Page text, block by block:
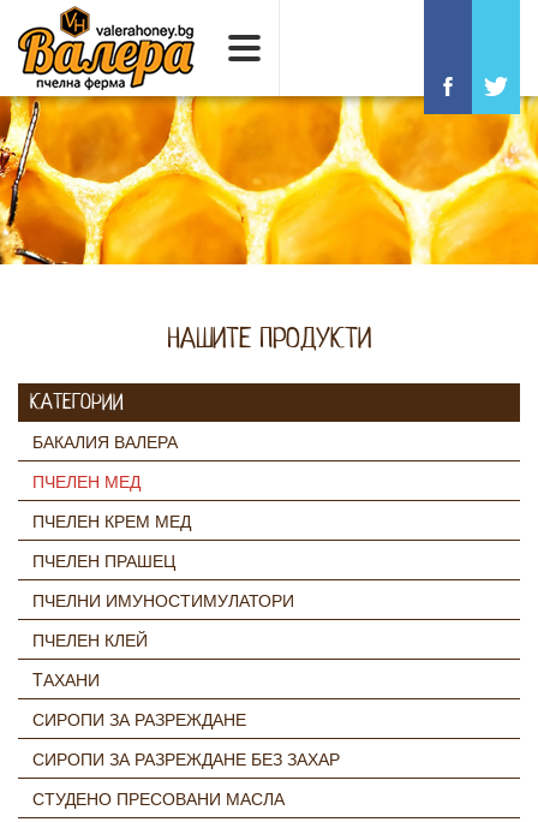
НАШИТЕ ПРОДУКТИ
КАТЕГОРИИ
БАКАЛИЯ ВАЛЕРА
ПЧЕЛЕН МЕД
ПЧЕЛЕН КРЕМ МЕД
ПЧЕЛЕН ПРАШЕЦ
ПЧЕЛНИ ИМУНОСТИМУЛАТОРИ
ПЧЕЛЕН КЛЕЙ
TАХАНИ
СИРОПИ ЗА РАЗРЕЖДАНЕ
СИРОПИ ЗА РАЗРЕЖДАНЕ БЕЗ ЗАХАР
СТУДЕНО ПРЕСОВАНИ МАСЛА